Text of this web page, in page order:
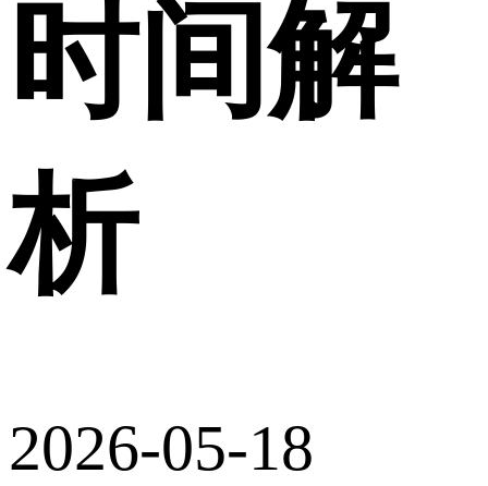
时间解
析
2026-05-18